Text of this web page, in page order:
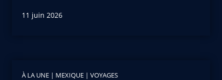
11 juin 2026
À LA UNE | MEXIQUE | VOYAGES